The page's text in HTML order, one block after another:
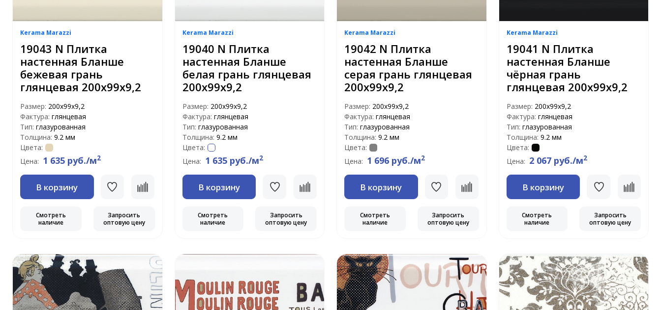
Kerama Marazzi
19043 N Плитка
настенная Бланше
бежевая грань
глянцевая 200х99х9,2
Размер: 200х99х9,2
Фактура: глянцевая
Тип: глазурованная
Толщина: 9.2 мм
Цвета:
Цена: 1 635 руб./м2
В корзину
Смотреть
наличие
Запросить
оптовую цену
Kerama Marazzi
19040 N Плитка
настенная Бланше
белая грань глянцевая
200х99х9,2
Размер: 200х99х9,2
Фактура: глянцевая
Тип: глазурованная
Толщина: 9.2 мм
Цвета:
Цена: 1 635 руб./м2
В корзину
Смотреть
наличие
Запросить
оптовую цену
Kerama Marazzi
19042 N Плитка
настенная Бланше
серая грань глянцевая
200х99х9,2
Размер: 200х99х9,2
Фактура: глянцевая
Тип: глазурованная
Толщина: 9.2 мм
Цвета:
Цена: 1 696 руб./м2
В корзину
Смотреть
наличие
Запросить
оптовую цену
Kerama Marazzi
19041 N Плитка
настенная Бланше
чёрная грань
глянцевая 200х99х9,2
Размер: 200х99х9,2
Фактура: глянцевая
Тип: глазурованная
Толщина: 9.2 мм
Цвета:
Цена: 2 067 руб./м2
В корзину
Смотреть
наличие
Запросить
оптовую цену